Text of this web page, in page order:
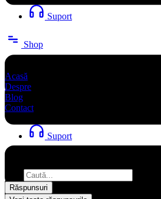
Suport
Shop
Acasă
Despre
Blog
Contact
Suport
...
Răspunsuri